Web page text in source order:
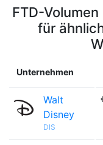
FTD-
für
Unternehmen
Walt
Disney
DIS